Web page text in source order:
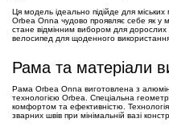
Ця модель ідеально підійде для міських
Orbea Onna чудово проявляє себе як у
стане відмінним вибором для дорослих
велосипед для щоденного використання
Рама та матеріали
Рама Orbea Onna виготовлена з
технологією Orbea. Спеціальна
комфортом та ефективністю.
зварних швів при мінімальній вазі